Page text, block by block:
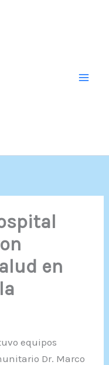
en
equipos
Dr. Marco